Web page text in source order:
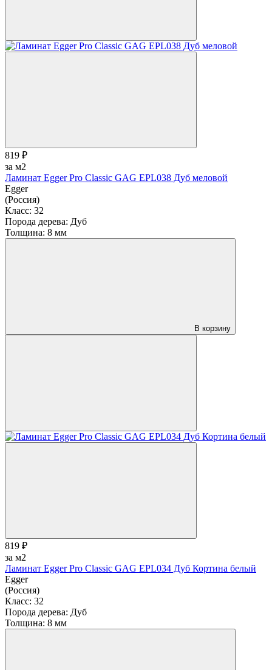
819 ₽
за м2
Ламинат Egger Pro Classic GAG EPL038 Дуб меловой
Egger
(Россия)
Класс: 32
Порода дерева: Дуб
Толщина: 8 мм
В корзину
819 ₽
за м2
Ламинат Egger Pro Classic GAG EPL034 Дуб Кортина белый
Egger
(Россия)
Класс: 32
Порода дерева: Дуб
Толщина: 8 мм